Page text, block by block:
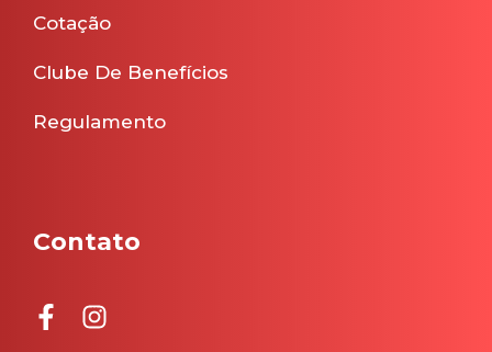
Cotação
Clube De Benefícios
Regulamento
Contato